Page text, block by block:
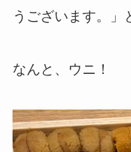
うございます。
なんと、ウニ！